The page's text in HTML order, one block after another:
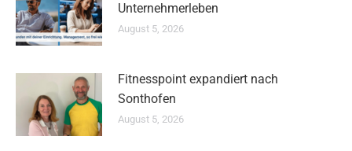
Unternehmerleben
August 5, 2026
Fitnesspoint expandiert nach
Sonthofen
August 5, 2026